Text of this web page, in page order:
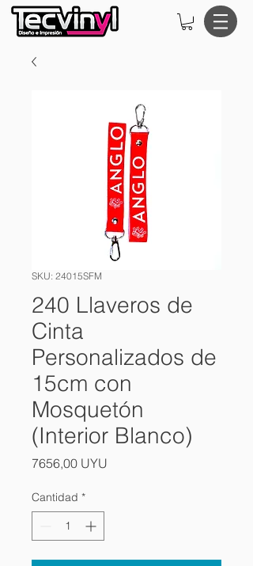
SKU: 24015SFM
240 Llaveros de
Cinta
Personalizados de
15cm con
Mosquetón
(Interior Blanco)
7656,00 UYU
Cantidad *